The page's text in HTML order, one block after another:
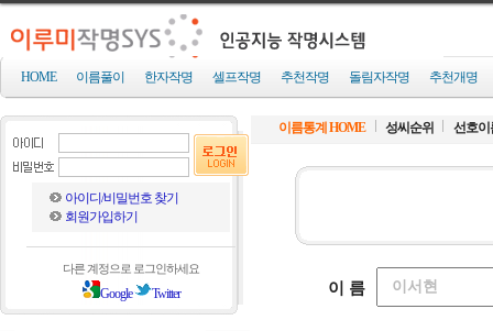
HOME 이름풀이 한자작명 셀프작명 추천작명 돌림자작명 추천개명
아이디/비밀번호 찾기
회원가입하기
다른 계정으로 로그인하세요
Google Twitter
이름통계 HOME 성씨순위 선호